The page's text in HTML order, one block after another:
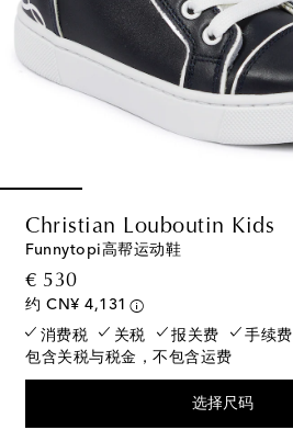
Christian Louboutin Kids
Funnytopi高帮运动鞋
€ 530original price
约 CN¥ 4,131
消费税
关税 报关费
手续费
包含关税与税金，不包含运费
选择尺码